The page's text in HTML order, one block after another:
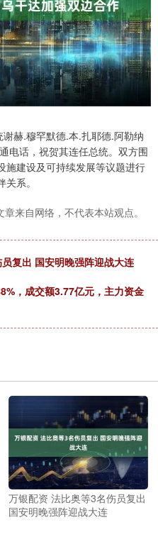
赫.穆罕默德.本.扎耶德.阿勒纳
电话，祝贺其连任总统。双方围
施建设及可持续发展等议题进行
系。
来自网络，不代表本站观点。
复出 国安明晚强阵迎战大连
，成交额3.77亿元，主力资金
万银配资 法比奥等3名伤员复出
国安明晚强阵迎战大连